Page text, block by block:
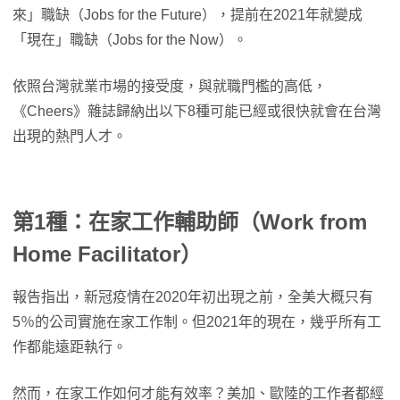
來」職缺（Jobs for the Future），提前在2021年就變成
「現在」職缺（Jobs for the Now）。
依照台灣就業市場的接受度，與就職門檻的高低，
《Cheers》雜誌歸納出以下8種可能已經或很快就會在台灣
出現的熱門人才。
第1種：在家工作輔助師（Work from
Home Facilitator）
報告指出，新冠疫情在2020年初出現之前，全美大概只有
5％的公司實施在家工作制。但2021年的現在，幾乎所有工
作都能遠距執行。
然而，在家工作如何才能有效率？美加、歐陸的工作者都經